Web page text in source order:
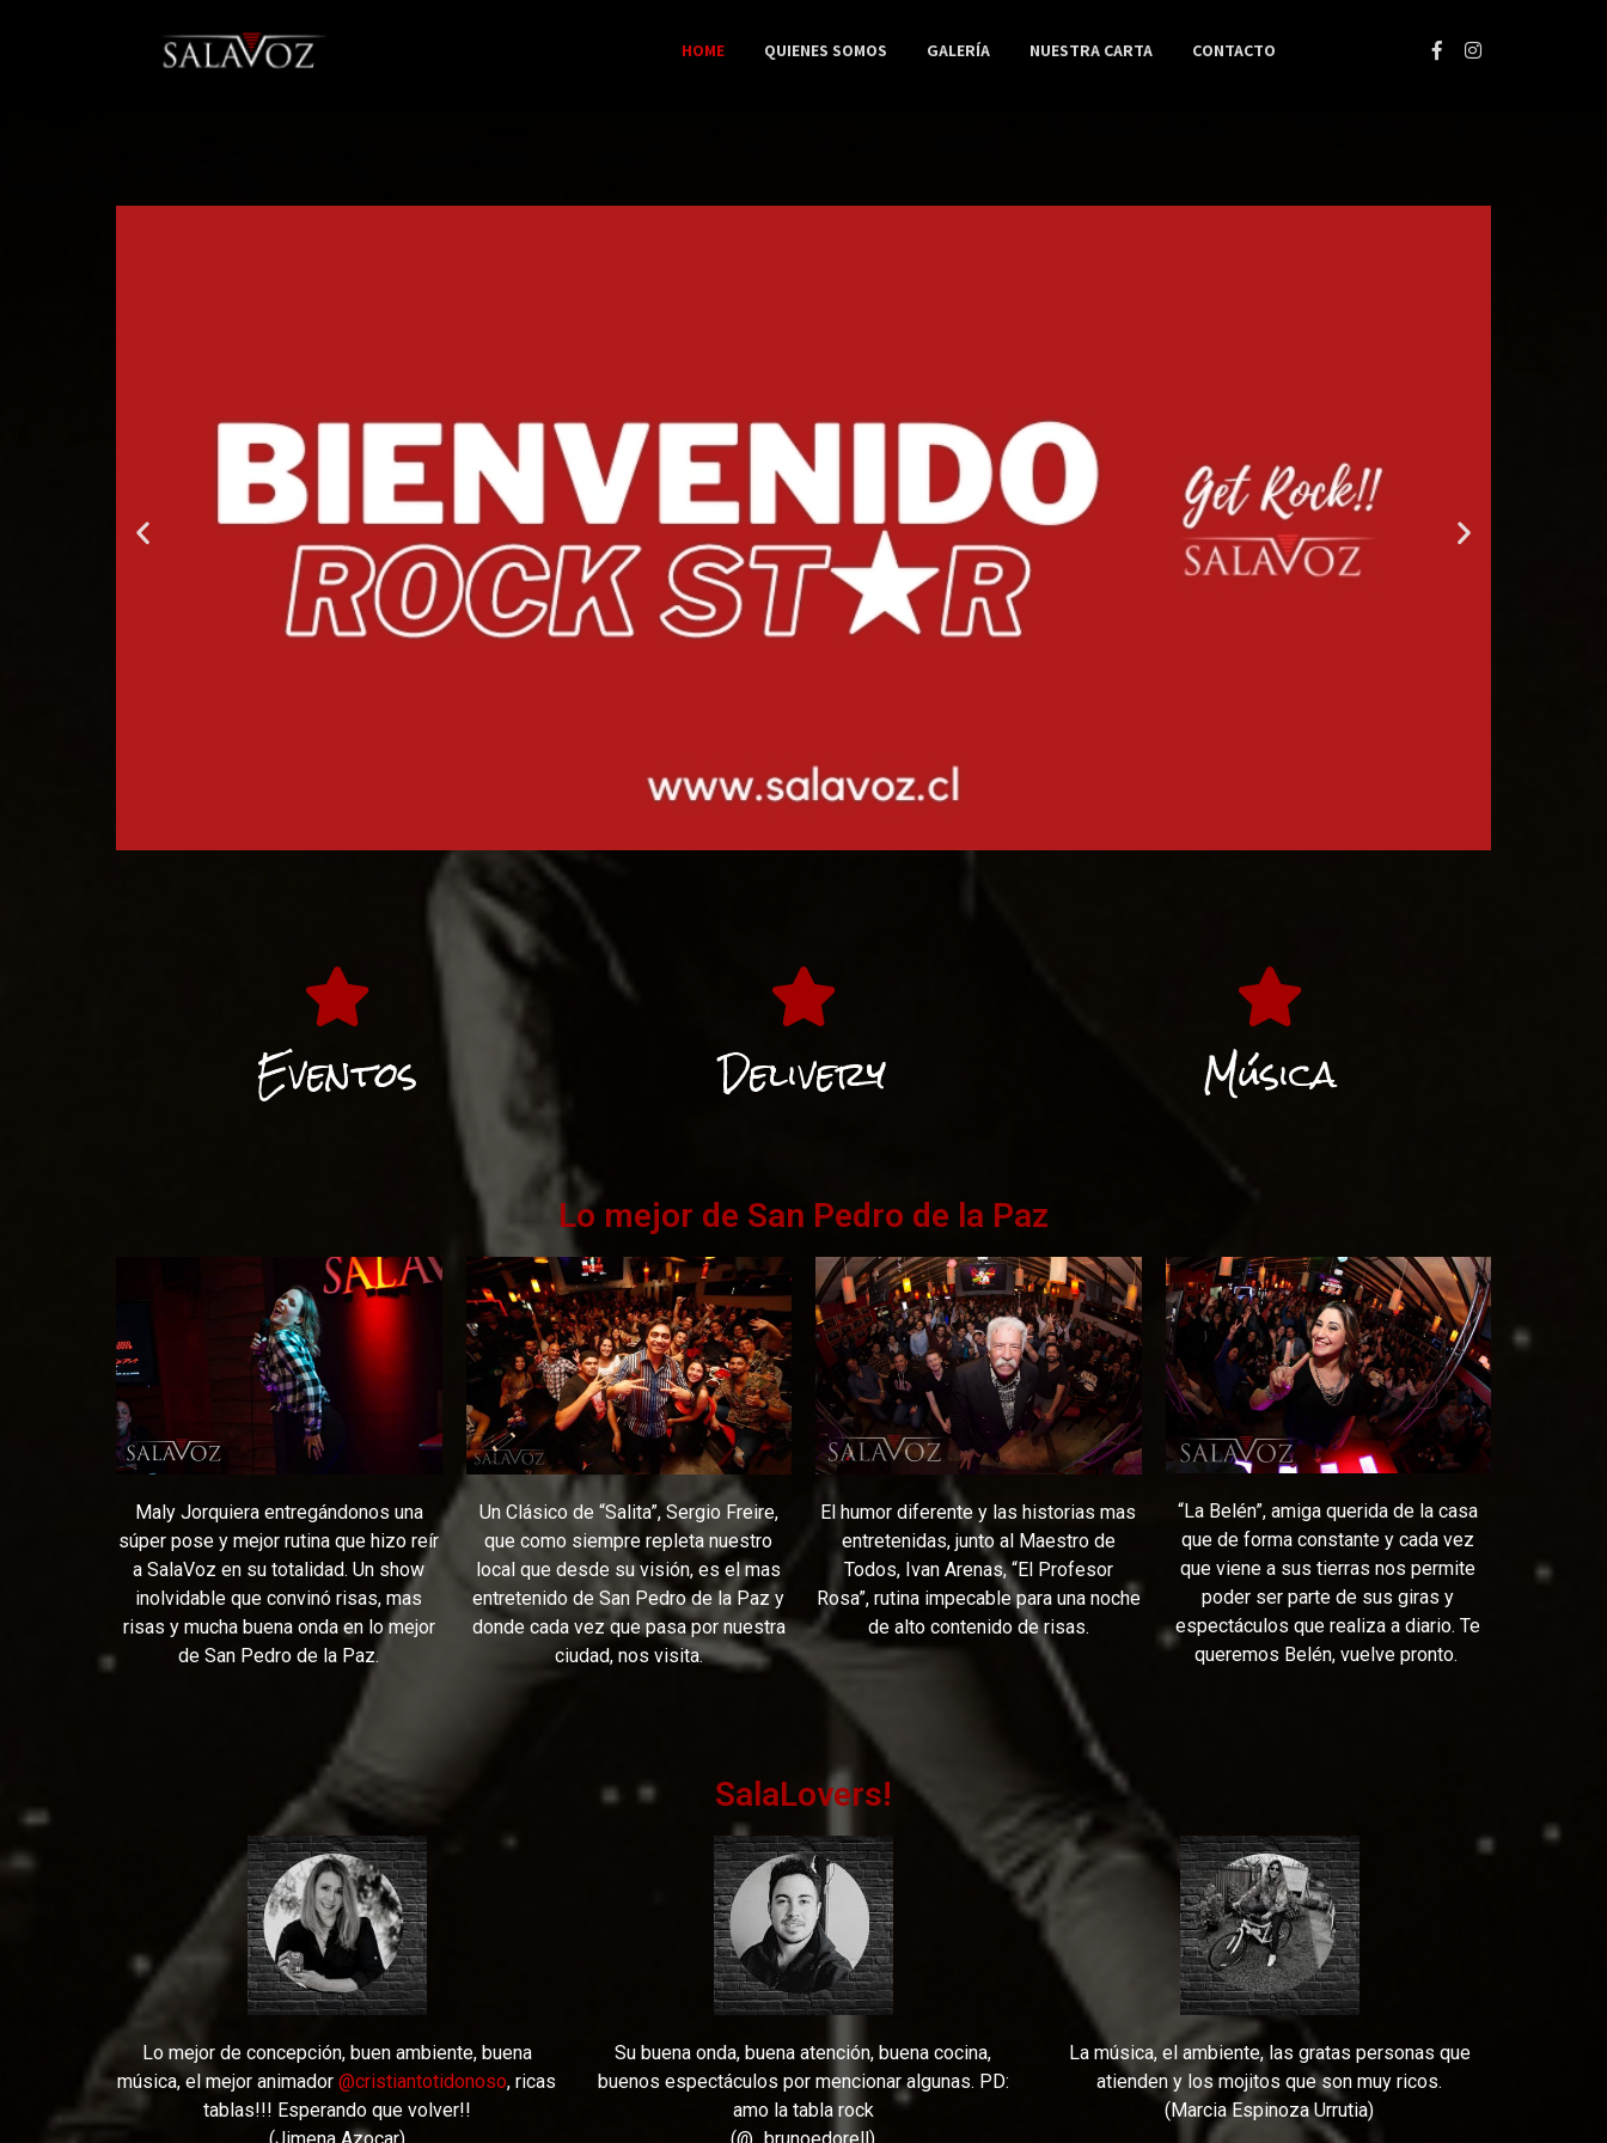
HOME QUIENES SOMOS GALERÍA NUESTRA CARTA CONTACTO
Eventos Delivery Música
Lo mejor de San Pedro de la Paz
Maly Jorquieraentregándonos una
súper pose y mejor rutina que hizo reír
a SalaVoz en su totalidad. Un show
inolvidable que convinó risas, mas
risas y mucha buena onda en lo mejor
de San Pedro de la Paz.
Un Clásico de “Salita”, Sergio Freire,
que como siempre repleta nuestro
local que desde su visión, es el mas
entretenido de San Pedro de la Paz y
donde cada vez que pasa por nuestra
ciudad, nos visita.
El humor diferente y las historias mas
entretenidas, junto al Maestro de
Todos, Ivan Arenas, “El Profesor
Rosa”, rutina impecable para una noche
de alto contenido de risas.
“La Belén”, amiga querida de la casa
que de forma constante y cada vez
que viene a sus tierras nos permite
poder ser parte de sus giras y
espectáculos que realiza a diario. Te
queremos Belén, vuelve pronto.
SalaLovers!
Lo mejor de concepción, buen ambiente, buena
música, el mejor animador@cristiantotidonoso, ricas
tablas!!! Esperando que volver!!
Su buena onda, buena atención, buena cocina,
buenos espectáculos por mencionar algunas. PD:
amo la tabla rock
La música, el ambiente, las gratas personas que
atienden y los mojitos que son muy ricos.
(Marcia Espinoza Urrutia)